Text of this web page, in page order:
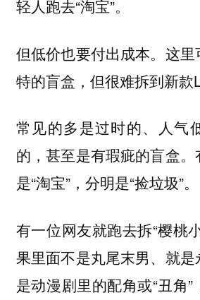
轻人跑去“淘宝”。
但低价也要付出成本。 这里
特的盲盒，但很难拆到新款
常见的多是过时的、人气
的，甚至是有瑕疵的盲盒
是“淘宝”，分明是“捡垃圾”。
有一位网友就跑去拆“樱桃
果里面不是丸尾末男、就
是动漫剧里的配角或“丑角